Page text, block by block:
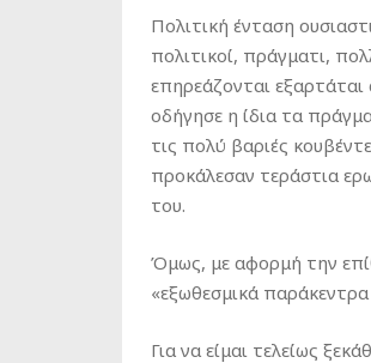
Πολιτική ένταση
πολιτικοί, πράγματι,
επηρεάζονται
οδήγησε η ίδια τα
τις πολύ βαριές
προκάλεσαν τεράστια
του.
Όμως, με αφορμή την
«εξωθεσμικά
Για να είμαι τελείως